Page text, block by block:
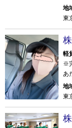
地
東
軽
※
あ
地
東